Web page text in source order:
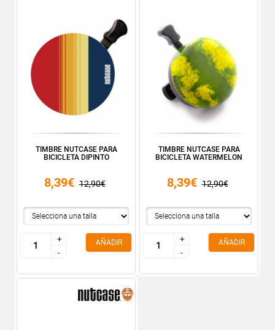
TIMBRE NUTCASE PARA
BICICLETA DIPINTO
8,39€ 12,90€
+
-
+
-
AÑADIR
TIMBRE NUTCASE PARA
BICICLETA WATERMELON
8,39€ 12,90€
+
-
+
-
AÑADIR